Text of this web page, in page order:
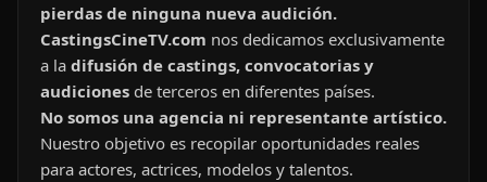
pierdas de ninguna nueva audición.
CastingsCineTV.com nos dedicamos exclusivamente
a la difusión de castings, convocatorias y
audiciones de terceros en diferentes países.
No somos una agencia ni representante artístico.
Nuestro objetivo es recopilar oportunidades reales
para actores, actrices, modelos y talentos.